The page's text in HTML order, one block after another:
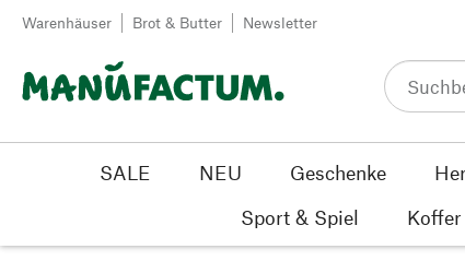
Zum Inhalt springen
Warenhäuser Brot & Butter Newsletter
SALE NEU Geschenke
Sport & Spiel